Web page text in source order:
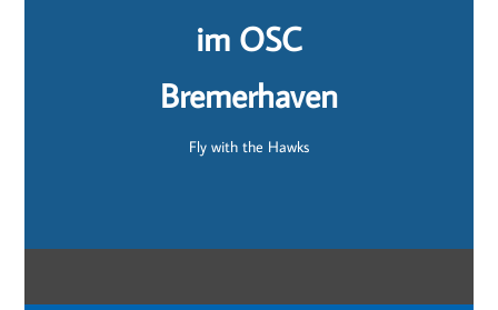
im OSC
Bremerhaven
Fly with the Hawks